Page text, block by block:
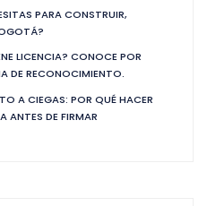
PARA CONSTRUIR,
LICENCIA? CONOCE POR
DE RECONOCIMIENTO.
A CIEGAS: POR QUÉ HACER
ANTES DE FIRMAR